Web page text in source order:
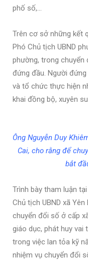
phố số,…
Trên cơ sở những kết
Phó Chủ tịch UBND
phường, trong
đứng đầu. Người
và tổ chức thực hiện
khai đồng bộ, xuyên
Ông Nguyễn Duy
Cai, cho rằng để
bắt
Trình bày tham luận
Chủ tịch UBND xã
chuyển đổi số ở cấp
giáo dục, phát huy vai
trong việc lan tỏa kỹ
nhiệm vụ chuyển đổi